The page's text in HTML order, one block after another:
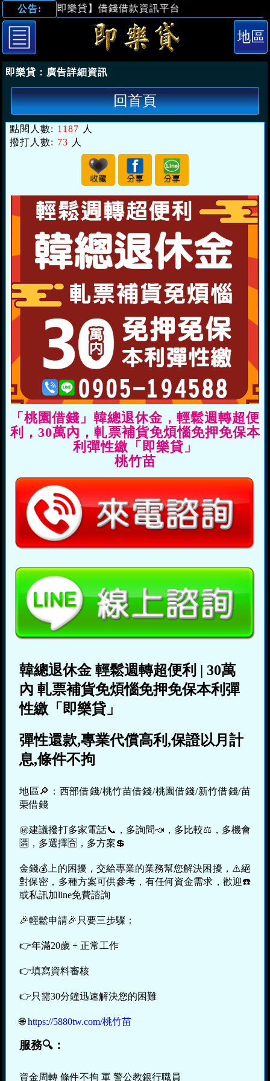
公告:【即樂貸】借錢借款資訊平台
即樂貸： 廣告詳細資訊
回首頁
點閱人數: 1187 人
撥打人數: 73 人
「桃園借錢」韓總退休金，輕鬆週轉超便
利，30萬內，軋票補貨免煩惱免押免保本
利彈性繳「即樂貸」
桃竹苗
韓總退休金 輕鬆週轉超便利 | 30萬
內 軋票補貨免煩惱免押免保本利彈
性繳「即樂貸」
彈性還款,專業代償高利,保證以月計
息,條件不拘
地區🔎：西部借錢/桃竹苗借錢/桃園借錢/新竹借錢/苗
栗借錢
㊙建議撥打多家電話📞，多詢問📣，多比較⚖，多機會
🈵，多選擇🈴，多方案💲
金錢💰上的困擾，交給專業的業務幫您解決困擾，⚠️絕
對保密，多種方案可供參考，有任何資金需求，歡迎☎️
或私訊加line免費諮詢
🎉輕鬆申請🎉只要三步驟：
👉年滿20歲 + 正常工作
👉填寫資料審核
👉只需30分鐘迅速解決您的困難
🌐https://5880tw.com/桃竹苗
服務🔍：
資金周轉 條件不拘 軍 警公教銀行職員